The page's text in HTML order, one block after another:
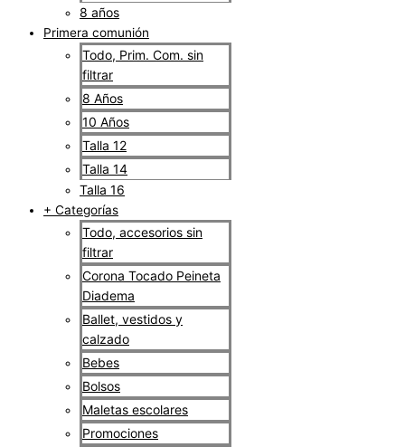
8 años
Primera comunión
Todo, Prim. Com. sin
filtrar
8 Años
10 Años
Talla 12
Talla 14
Talla 16
+ Categorías
Todo, accesorios sin
filtrar
Corona Tocado Peineta
Diadema
Ballet, vestidos y
calzado
Bebes
Bolsos
Maletas escolares
Promociones